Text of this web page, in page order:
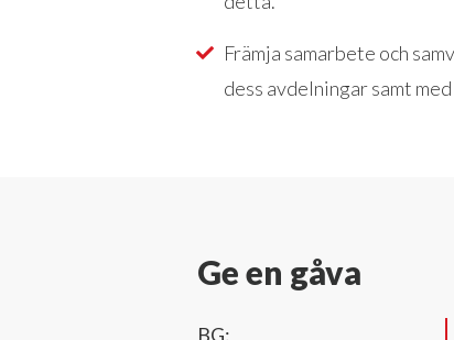
Främja samarbete och
dess avdelningar samt
Ge en gåva
BG: